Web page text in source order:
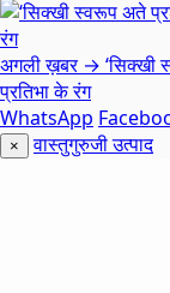
अगली ख़बर → ‘सिक्खी
प्रतिभा के रंग
WhatsApp
× वास्तुगुरुजी उत्पाद